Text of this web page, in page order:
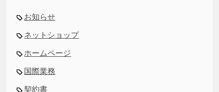
お知らせ
ネットショップ
ホームページ
国際業務
契約書